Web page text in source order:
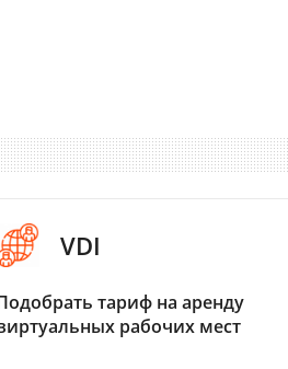
VDI
тариф на аренду
рабочих мест